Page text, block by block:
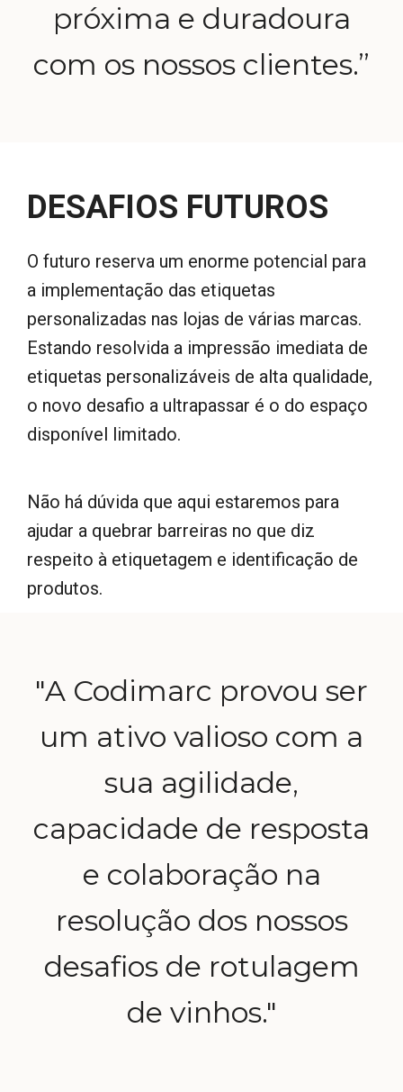
próxima e duradoura
com os nossos clientes.”
DESAFIOS FUTUROS
O futuro reserva um enorme potencial para
a implementação das etiquetas
personalizadas nas lojas de várias marcas.
Estando resolvida a impressão imediata de
etiquetas personalizáveis de alta qualidade,
o novo desafio a ultrapassar é o do espaço
disponível limitado.
Não há dúvida que aqui estaremos para
ajudar a quebrar barreiras no que diz
respeito à etiquetagem e identificação de
produtos.
"A Codimarc provou ser
um ativo valioso com a
sua agilidade,
capacidade de resposta
e colaboração na
resolução dos nossos
desafios de rotulagem
de vinhos."